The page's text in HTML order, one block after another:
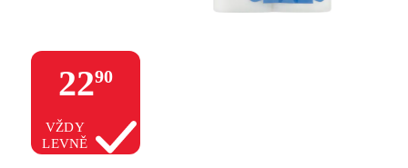
2290
VŽDY
LEVNĚ